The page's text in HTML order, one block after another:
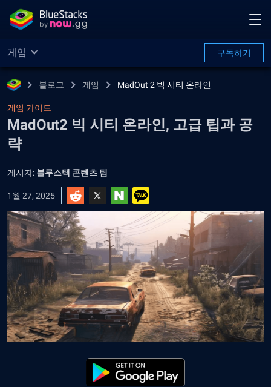
게임 구독하기
블로그 게임 MadOut 2 빅 시티 온라인
게임 가이드
MadOut2 빅 시티 온라인, 고급 팁과 공
략
게시자: 블루스택 콘텐츠 팀
1월 27, 2025